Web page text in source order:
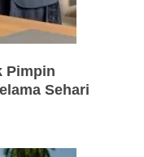
Pimpin
Sehari